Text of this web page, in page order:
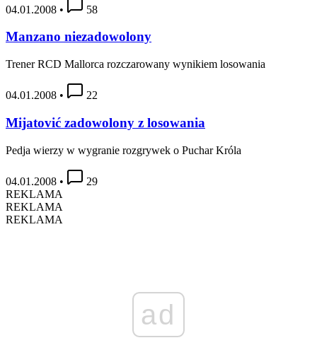
04.01.2008 • 58
Manzano niezadowolony
Trener RCD Mallorca rozczarowany wynikiem losowania
04.01.2008 • 22
Mijatović zadowolony z losowania
Pedja wierzy w wygranie rozgrywek o Puchar Króla
04.01.2008 •
29
REKLAMA
REKLAMA
REKLAMA
ad